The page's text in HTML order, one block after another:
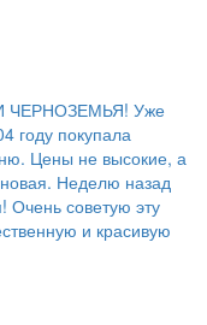
ЧЕРНОЗЕМЬЯ! Уже
году покупала
Цены не высокие, а
новая. Неделю назад
Очень советую эту
и красивую